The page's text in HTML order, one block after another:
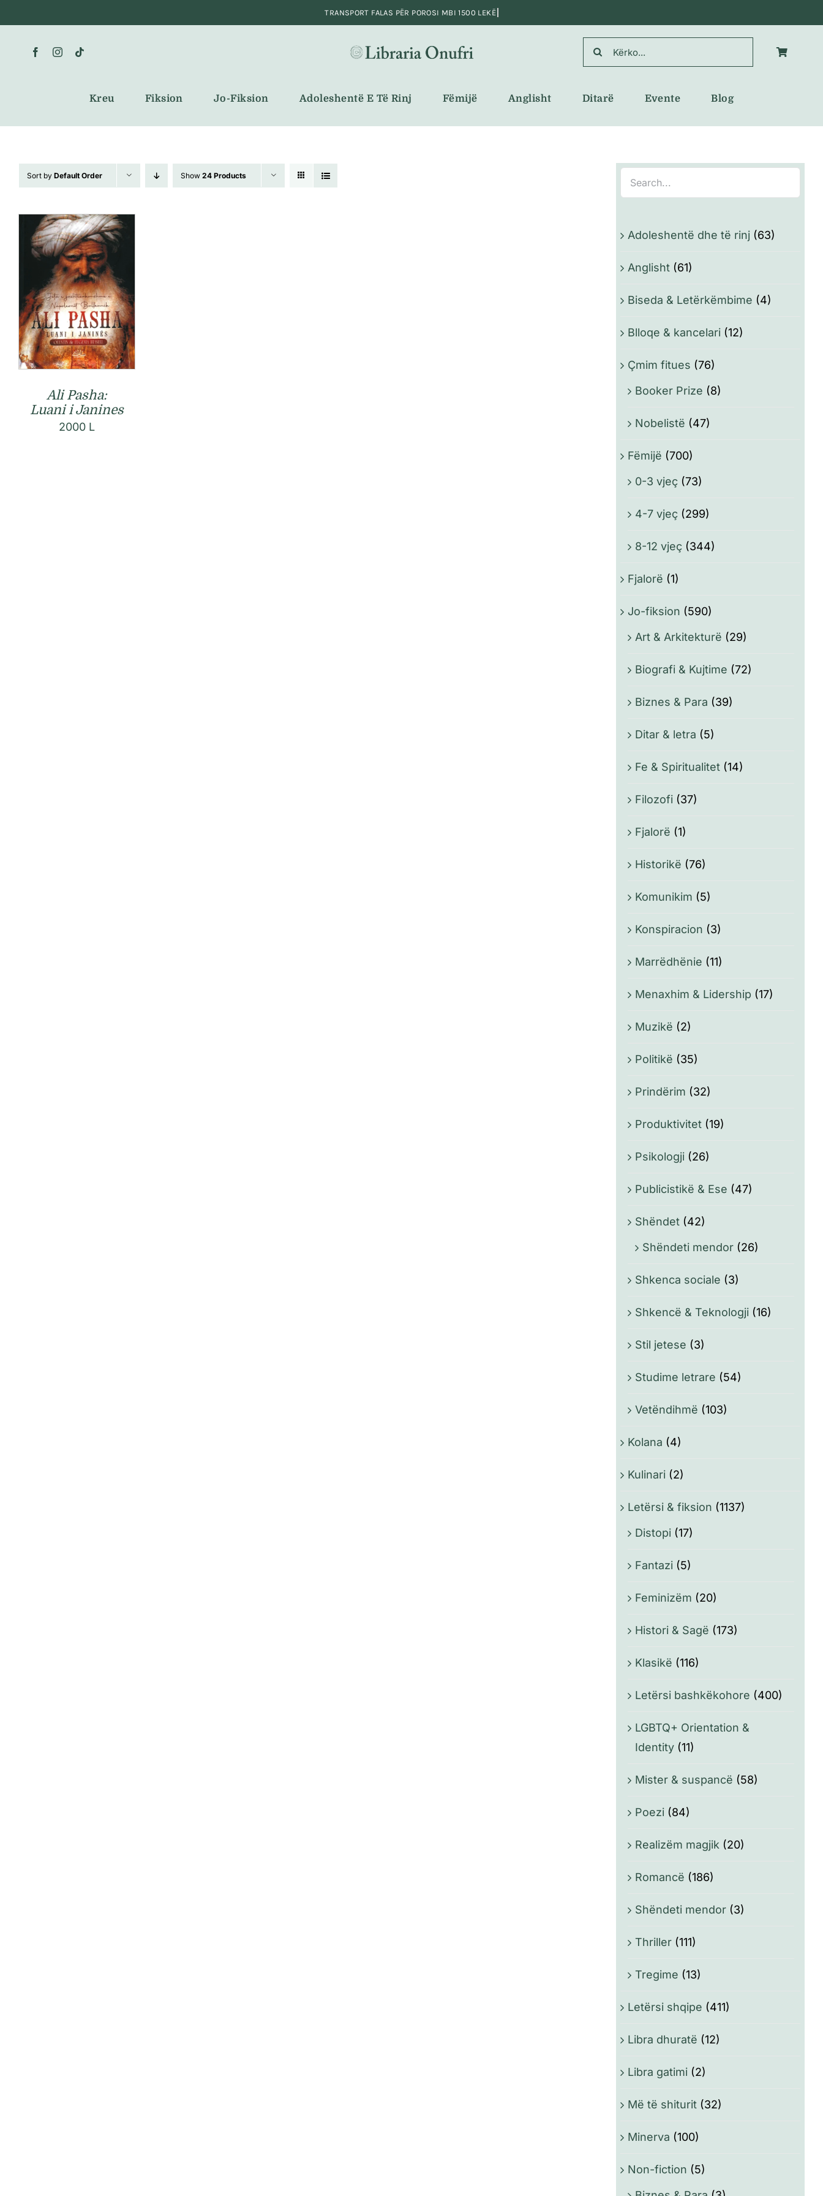
to
content
Search
for:
Kreu Fiksion Jo-Fiksion Adoleshentë E Të Rinj Fëmijë Anglisht Ditarë Evente Blog
Sort by Default Order Show 24 Products
Ali Pasha:
Luani i Janines
2000 L
Adoleshentë dhe të rinj (63)
Anglisht (61)
Biseda & Letërkëmbime (4)
Blloqe & kancelari (12)
Çmim fitues (76)
Booker Prize (8)
Nobelistë (47)
Fëmijë (700)
0-3 vjeç (73)
4-7 vjeç (299)
8-12 vjeç (344)
Fjalorë (1)
Jo-fiksion (590)
Art & Arkitekturë (29)
Biografi & Kujtime (72)
Biznes & Para (39)
Ditar & letra (5)
Fe & Spiritualitet (14)
Filozofi (37)
Fjalorë (1)
Historikë (76)
Komunikim (5)
Konspiracion (3)
Marrëdhënie (11)
Menaxhim & Lidership (17)
Muzikë (2)
Politikë (35)
Prindërim (32)
Produktivitet (19)
Psikologji (26)
Publicistikë & Ese (47)
Shëndet (42)
Shëndeti mendor (26)
Shkenca sociale (3)
Shkencë & Teknologji (16)
Stil jetese (3)
Studime letrare (54)
Vetëndihmë (103)
Kolana (4)
Kulinari (2)
Letërsi & fiksion (1137)
Distopi (17)
Fantazi (5)
Feminizëm (20)
Histori & Sagë (173)
Klasikë (116)
Letërsi bashkëkohore (400)
LGBTQ+ Orientation &
Identity (11)
Mister & suspancë (58)
Poezi (84)
Realizëm magjik (20)
Romancë (186)
Shëndeti mendor (3)
Thriller (111)
Tregime (13)
Letërsi shqipe (411)
Libra dhuratë (12)
Libra gatimi (2)
Më të shiturit (32)
Minerva (100)
Non-fiction (5)